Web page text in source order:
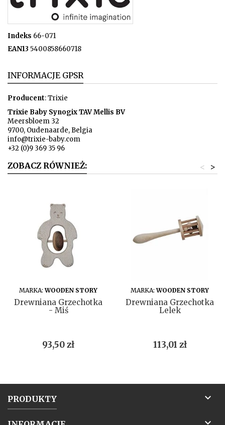
Indeks 66-071
EAN13 5400858660718
INFORMACJE GPSR
Producent: Trixie
Trixie Baby Synogix TAV Mellis BV
Meersbloem 32
9700, Oudenaarde, Belgia
info@trixie-baby.com
+32 (0)9 369 35 96
ZOBACZ RÓWNIEŻ: >
<
DO KOSZYKA
MARKA:WOODEN STORY
Drewniana Grzechotka
- Miś
Cena
93,50 zł
DO KOSZYKA
MARKA:WOODEN STORY
Drewniana Grzechotka
Lelek
Cena
113,01 zł
PRODUKTY 